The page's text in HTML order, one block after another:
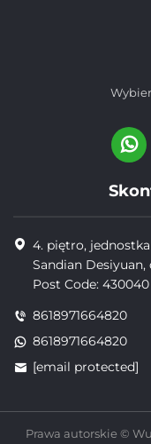
4. piętro,
Sandian
Post Code: 430040
8618971664820
8618971664820
[email protected]
Prawa autorskie ©